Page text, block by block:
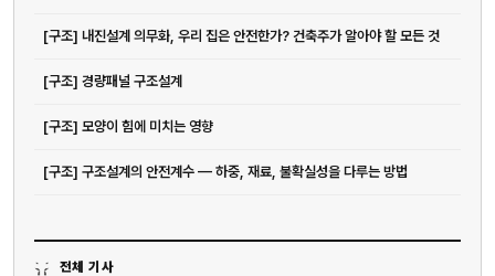
[구조] 내진설계 의무화, 우리 집은 안전한가? 건축주가 알아야 할 모든 것
[구조] 경량패널 구조설계
[구조] 모양이 힘에 미치는 영향
[구조] 구조설계의 안전계수 — 하중, 재료, 불확실성을 다루는 방법
전체 기사